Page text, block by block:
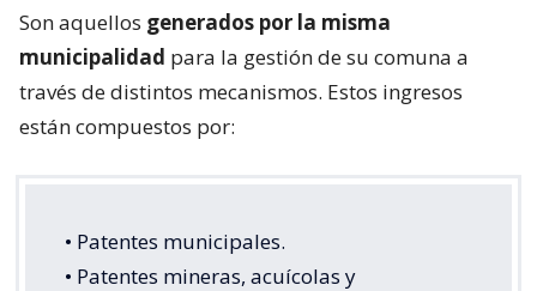
Son aquellos generados por la misma
municipalidad para la gestión de su comuna a
través de distintos mecanismos. Estos ingresos
están compuestos por:
• Patentes municipales.
• Patentes mineras, acuícolas y